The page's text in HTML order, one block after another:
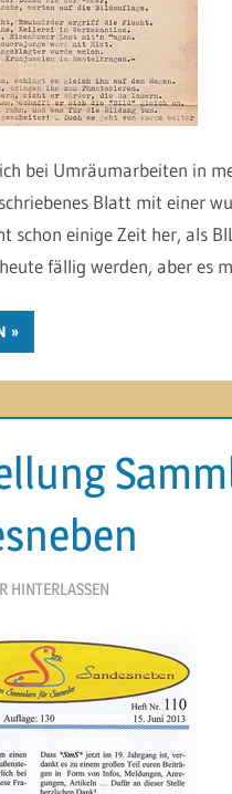
bei Umräumarbeiten in
Blatt mit einer
schon einige Zeit her, als
fällig werden, aber es
HINTERLASSEN